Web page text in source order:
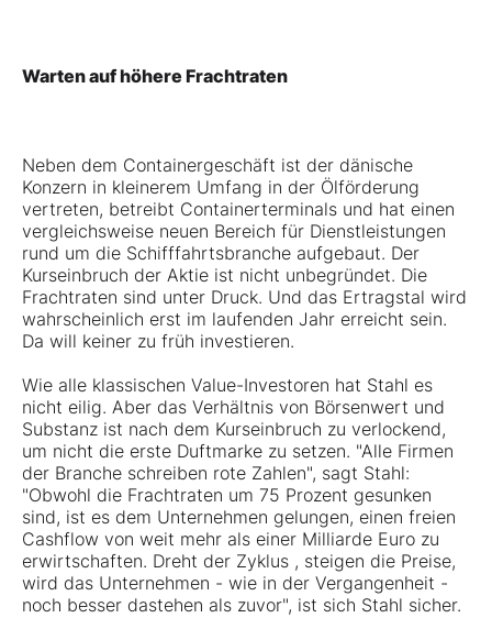
Warten auf höhere Frachtraten
Neben dem Containergeschäft ist der dänische
Konzern in kleinerem Umfang in der Ölförderung
vertreten, betreibt Containerterminals und hat einen
vergleichsweise neuen Bereich für Dienstleistungen
rund um die Schifffahrtsbranche aufgebaut. Der
Kurseinbruch der Aktie ist nicht unbegründet. Die
Frachtraten sind unter Druck. Und das Ertragstal wird
wahrscheinlich erst im laufenden Jahr erreicht sein.
Da will keiner zu früh investieren.
Wie alle klassischen Value-Investoren hat Stahl es
nicht eilig. Aber das Verhältnis von Börsenwert und
Substanz ist nach dem Kurseinbruch zu verlockend,
um nicht die erste Duftmarke zu setzen. "Alle Firmen
der Branche schreiben rote Zahlen", sagt Stahl:
"Obwohl die Frachtraten um 75 Prozent gesunken
sind, ist es dem Unternehmen gelungen, einen freien
Cashflow von weit mehr als einer Milliarde Euro zu
erwirtschaften. Dreht der Zyklus , steigen die Preise,
wird das Unternehmen - wie in der Vergangenheit -
noch besser dastehen als zuvor", ist sich Stahl sicher.